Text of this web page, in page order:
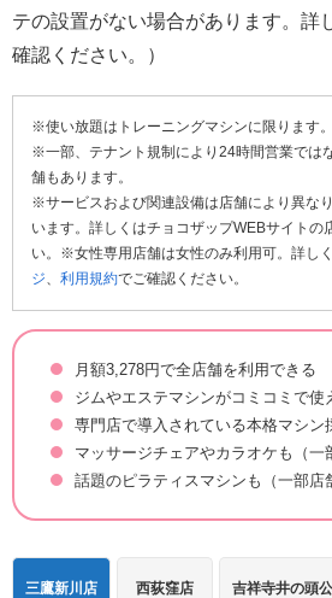
テの設置がない場合があります。詳
確認ください。）
※使い放題はトレーニングマシンに限ります。
※一部、テナント規制により24時間営業では
舗もあります。
※サービスおよび関連設備は店舗により異な
います。詳しくはチョコザップWEBサイトの
い。※女性専用店舗は女性のみ利用可。詳し
ジ、 利用規約でご確認ください。
月額3,278円で全店舗を利用できる
ジムやエステマシンがコミコミで使
専門店で導入されている本格マシン
マッサージチェアやカラオケも（一
話題のピラティスマシンも（一部店
三鷹新川店 西荻窪店 吉祥寺井の頭